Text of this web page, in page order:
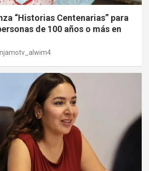
“Historias Centenarias” para
de 100 años o más en